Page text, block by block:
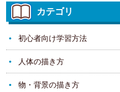
カテゴリ
初心者向け学習方法
人体の描き方
物・背景の描き方